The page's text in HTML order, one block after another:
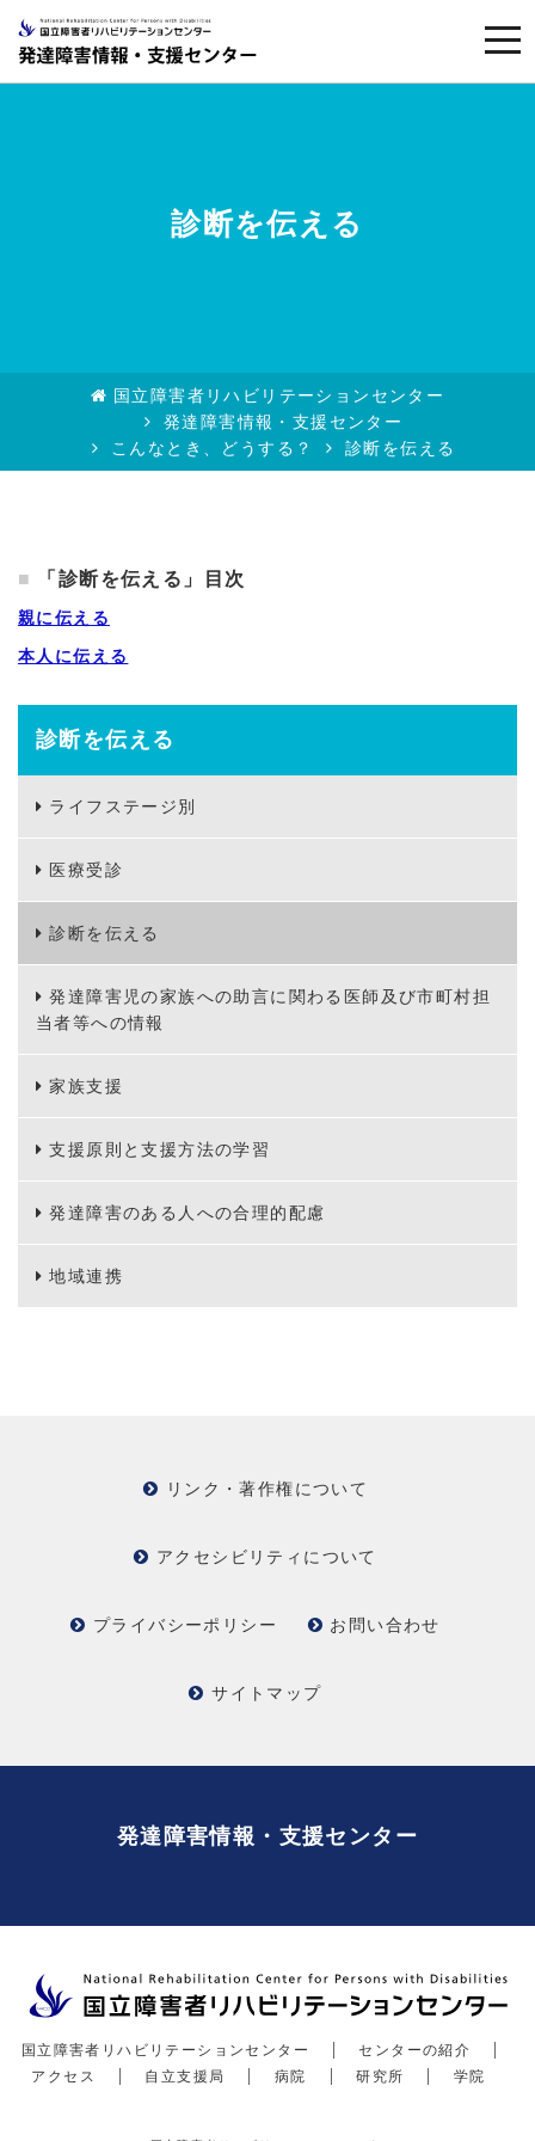
診断を伝える
国立障害者リハビリテーションセンター
発達障害情報・支援センター
こんなとき、どうする？
診断を伝える
「診断を伝える」目次
親に伝える
本人に伝える
診断を伝える
ライフステージ別
医療受診
診断を伝える
発達障害児の家族への助言に関わる医師及び市町村担
当者等への情報
家族支援
支援原則と支援方法の学習
発達障害のある人への合理的配慮
地域連携
リンク・著作権について
アクセシビリティについて
プライバシーポリシー お問い合わせ
サイトマップ
発達障害情報・支援センター
国立障害者リハビリテーションセンター
センターの紹介
アクセス
自立支援局 病院 研究所 学院